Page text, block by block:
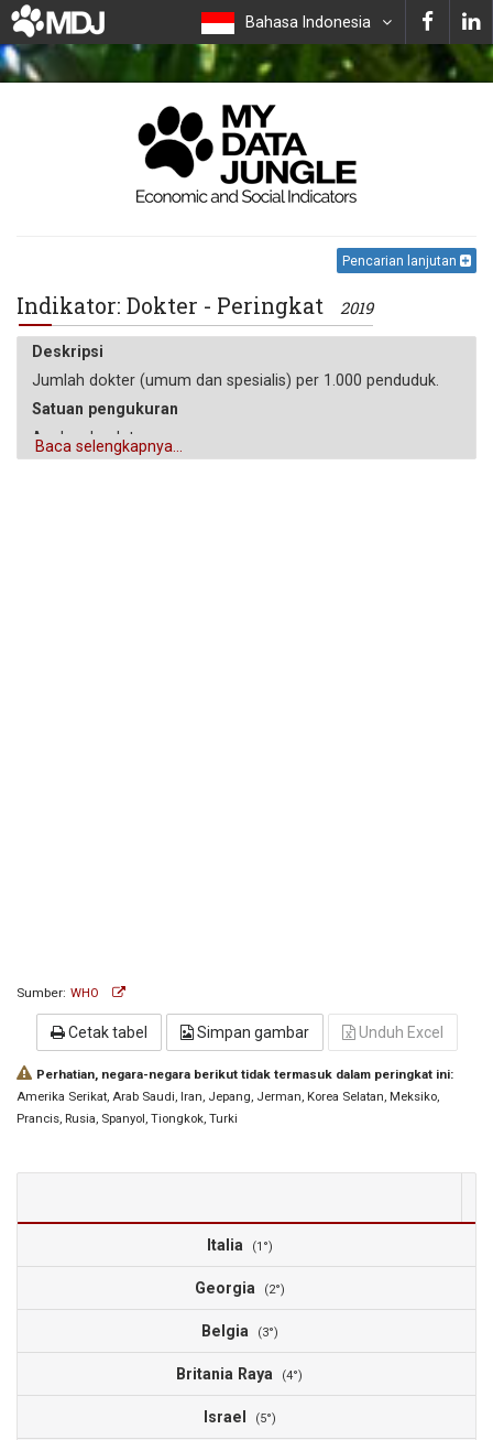
Bahasa Indonesia
Pencarian lanjutan
Indikator: Dokter - Peringkat 2019
Deskripsi
Jumlah dokter (umum dan spesialis) per 1.000 penduduk.
Satuan pengukuran
Angka absolut
Baca selengkapnya...
Sumber: WHO
Cetak tabel Simpan gambar Unduh Excel
Perhatian, negara-negara berikut tidak termasuk dalam peringkat ini:
Amerika Serikat, Arab Saudi, Iran, Jepang, Jerman, Korea Selatan, Meksiko,
Prancis, Rusia, Spanyol, Tiongkok, Turki
Italia (1°)
Georgia (2°)
Belgia (3°)
Britania Raya (4°)
Israel (5°)